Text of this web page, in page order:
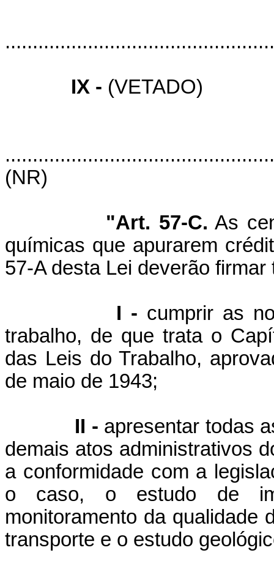
IX - (VETADO)
(NR)
"Art. 57-C. As
químicas que apurarem
57-A desta Lei deverão
I - cumprir as
trabalho, de que trata o
das Leis do Trabalho,
de maio de 1943;
II - apresentar todas
demais atos administrativos
a conformidade com a
o caso, o estudo de
monitoramento da qualidade
transporte e o estudo